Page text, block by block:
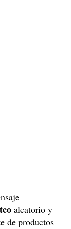
aleatorio y
de productos